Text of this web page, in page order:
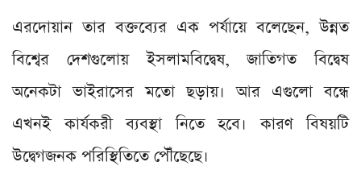
এরদোয়ান তার বক্তব্যের এক পর্যায়ে বলেছেন, উন্নত
বিশ্বের দেশগুলোয় ইসলামবিদ্বেষ, জাতিগত বিদ্বেষ
অনেকটা ভাইরাসের মতো ছড়ায়। আর এগুলো বন্ধে
এখনই কার্যকরী ব্যবস্থা নিতে হবে। কারণ বিষয়টি
উদ্বেগজনক পরিস্থিতিতে পৌঁছেছে।